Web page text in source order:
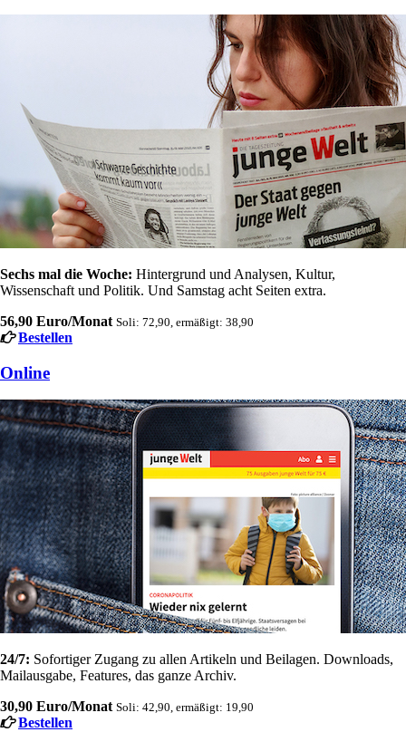
Sechs mal die Woche: Hintergrund und Analysen, Kultur,
Wissenschaft und Politik. Und Samstag acht Seiten extra.
56,90 Euro/Monat Soli: 72,90, ermäßigt: 38,90
Bestellen
Online
24/7: Sofortiger Zugang zu allen Artikeln und Beilagen. Downloads,
Mailausgabe, Features, das ganze Archiv.
30,90 Euro/Monat Soli: 42,90, ermäßigt: 19,90
Bestellen